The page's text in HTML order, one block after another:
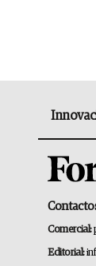
Comercial:
Editorial: